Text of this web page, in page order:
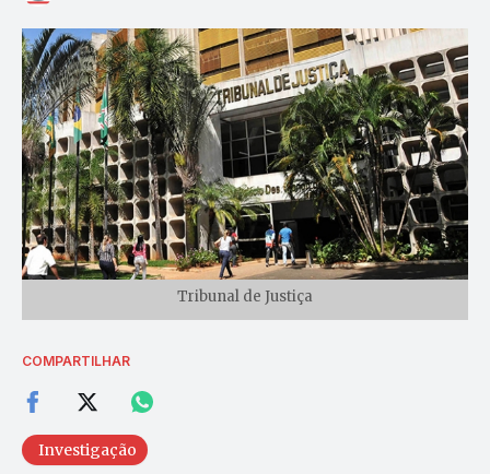
Tribunal de Justiça
COMPARTILHAR
Investigação